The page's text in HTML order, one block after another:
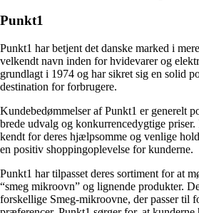
Punkt1
Punkt1 har betjent det danske marked i
velkendt navn inden for hvidevarer og
grundlagt i 1974 og har sikret sig en solid
destination for forbrugere.
Kundebedømmelser af Punkt1 er generelt
brede udvalg og konkurrencedygtige priser.
kendt for deres hjælpsomme og venlige
en positiv shoppingoplevelse for kunderne.
Punkt1 har tilpasset deres sortiment for at
“smeg mikroovn” og lignende produkter.
forskellige Smeg-mikroovne, der passer til